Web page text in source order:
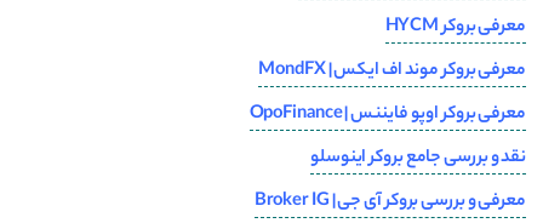
معرفی بروکر HYCM
معرفی بروکر موند اف ایکس | MondFX
معرفی بروکر اوپو فایننس | OpoFinance
نقد و بررسی جامع بروکر اینوسلو
معرفی و بررسی بروکر آی جی | Broker IG